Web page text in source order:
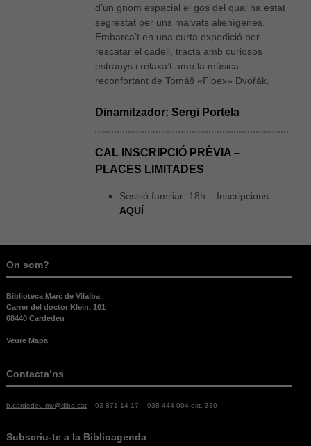
d’un gnom espacial el gos del qual ha estat
segrestat per uns malvats alienígenes.
Embarca’t en una curta expedició per
rescatar el cadell, tracta amb curiosos
estranys i relaxa’t amb la música
reconfortant de Tomáš «Floex» Dvořák.
Dinamitzador: Sergi Portela
CAL INSCRIPCIÓ PRÈVIA –
PLACES LIMITADES
Sessió familiar: 18h – Inscripcions
AQUÍ
On som?
Biblioteca Marc de Vilalba
Carrer del doctor Klein, 101
08440 Cardedeu
Veure Mapa
Contacta’ns
b.cardedeu.mv@diba.cat– 93 871 14 17 – 938 444 004 ext. 330
Subscriu-te a la Biblioagenda